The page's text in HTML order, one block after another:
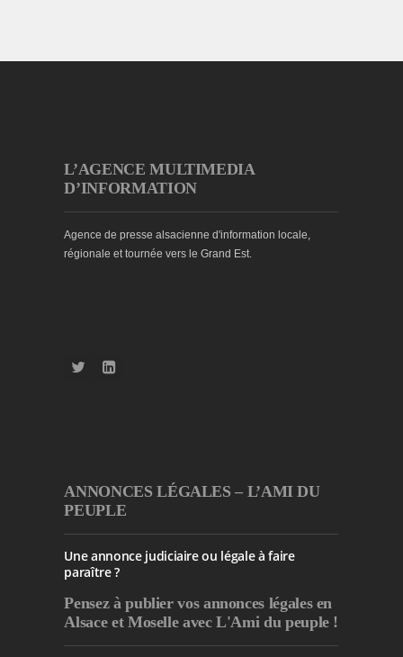
L’AGENCE MULTIMEDIA
D’INFORMATION
Agence de presse alsacienne d'information locale,
régionale et tournée vers le Grand Est.
ANNONCES LÉGALES – L’AMI DU
PEUPLE
Une annonce judiciaire ou légale à faire
paraître ?
Pensez à publiervos annonces légales en
Alsace et Moselle avec L'Ami du peuple !